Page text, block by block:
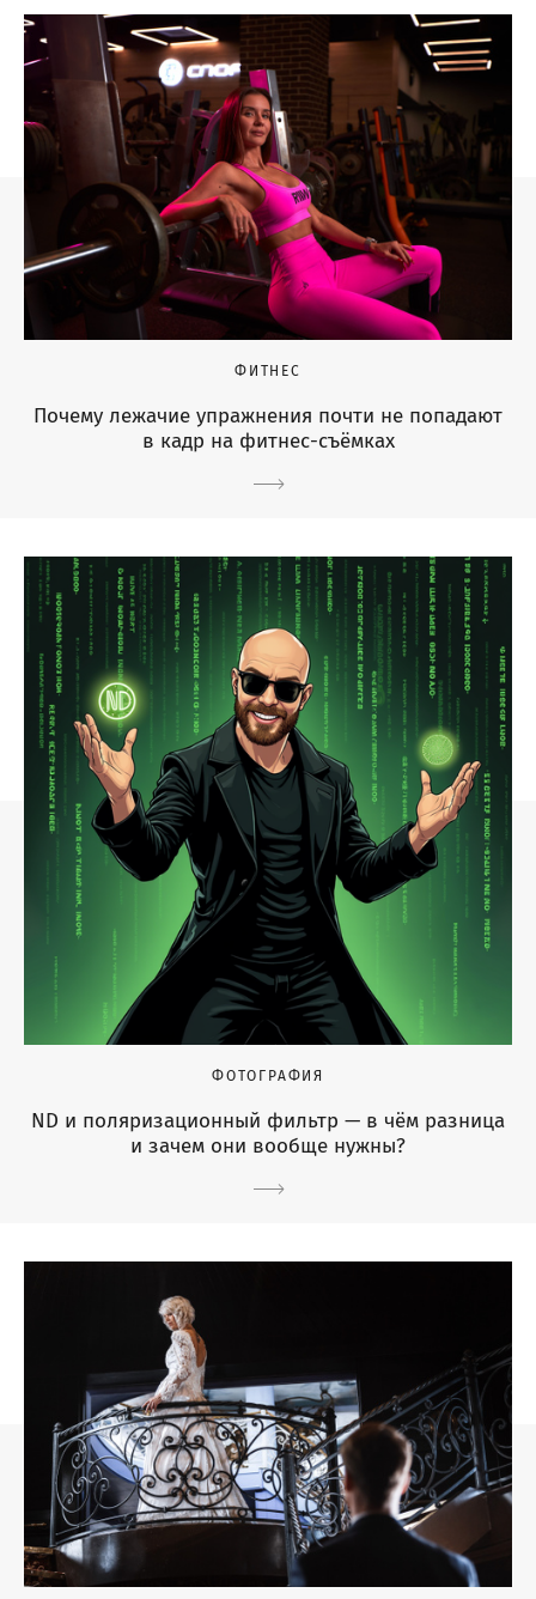
ФИТНЕС
Почему лежачие упражнения почти не попадают
в кадр на фитнес-съёмках
ФОТОГРАФИЯ
ND и поляризационный фильтр — в чём разница
и зачем они вообще нужны?